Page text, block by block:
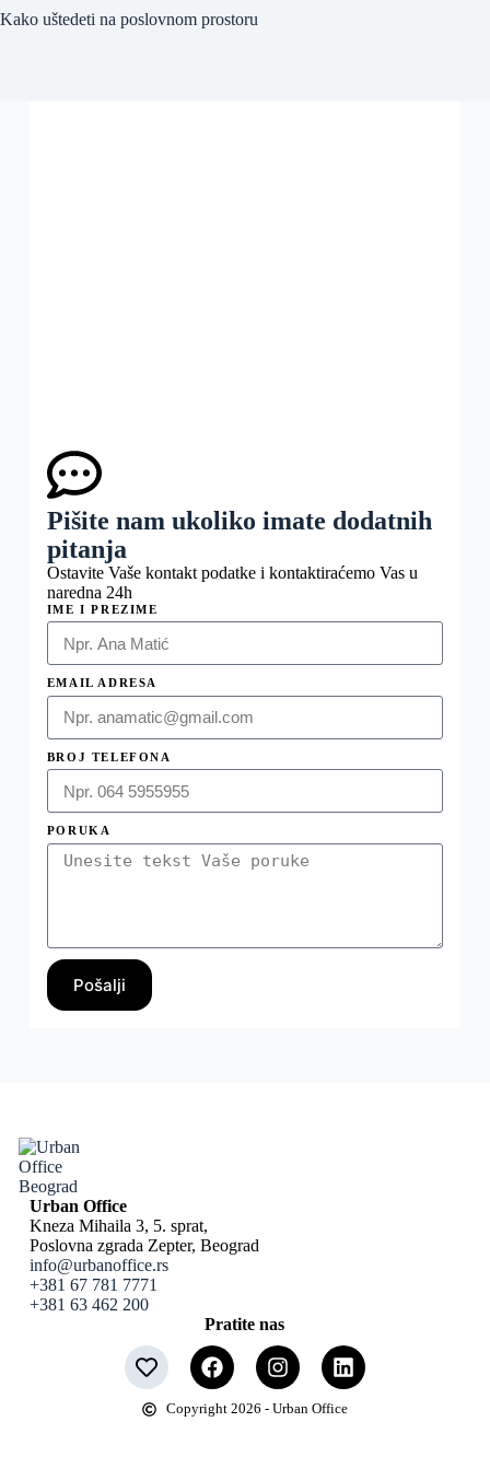
Kako uštedeti na poslovnom prostoru
Pišite nam ukoliko imate dodatnih
pitanja
Ostavite Vaše kontakt podatke i kontaktiraćemo Vas u
naredna 24h
IME I PREZIME
EMAIL ADRESA
BROJ TELEFONA
PORUKA
Pošalji
Urban Office
Kneza Mihaila 3, 5. sprat,
Poslovna zgrada Zepter, Beograd
info@urbanoffice.rs
+381 67 781 7771
+381 63 462 200
Pratite nas
Copyright 2026 - Urban Office